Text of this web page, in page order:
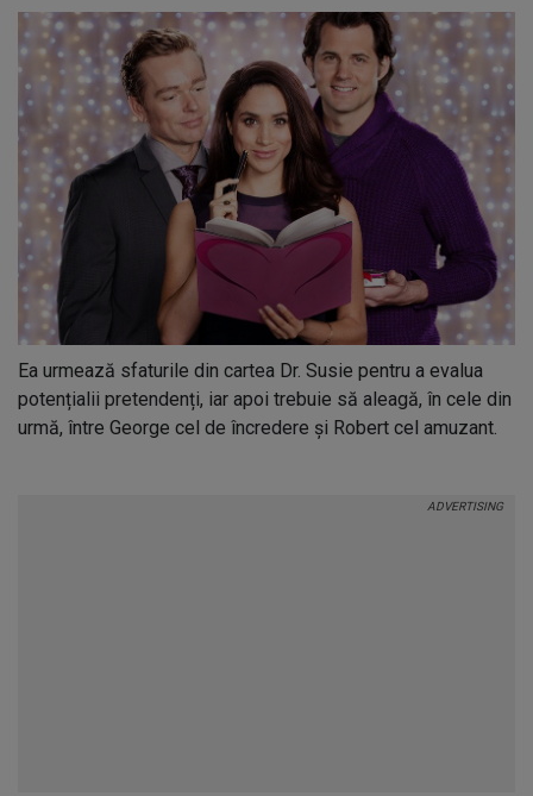
Ea urmează sfaturile din cartea Dr. Susie pentru a evalua
potențialii pretendenți, iar apoi trebuie să aleagă, în cele din
urmă, între George cel de încredere și Robert cel amuzant.